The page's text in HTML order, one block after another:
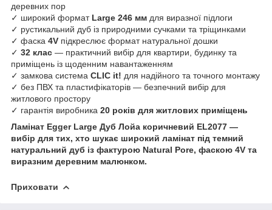
деревних пор
✓ широкий формат Large 246 мм для виразної підлоги
✓ рустикальний дуб із природними сучками та тріщинками
✓ фаска 4V підкреслює формат натуральної дошки
✓ 32 клас — практичний вибір для квартири, будинку та
приміщень із щоденним навантаженням
✓ замкова система CLIC it! для надійного та точного монтажу
✓ без ПВХ та пластифікаторів — безпечний вибір для
житлового простору
✓ гарантія виробника 20 років для житлових приміщень
Ламінат Egger Large Дуб Лойа коричневий EL2077 —
вибір для тих, хто шукає широкий ламінат під темний
натуральний дуб із фактурою Natural Pore, фаскою 4V та
виразним деревним малюнком.
Приховати